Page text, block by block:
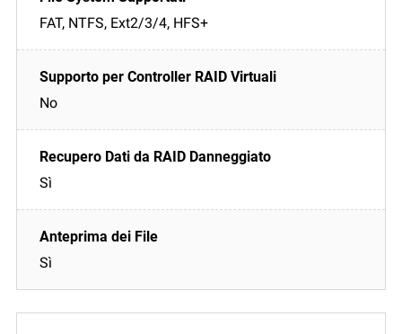
FAT, NTFS, Ext2/3/4, HFS+
No
Sì
Sì